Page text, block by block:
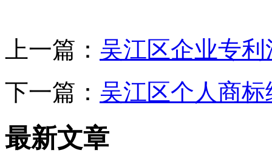
上一篇： 吴江区企业专
下一篇： 吴江区个人商
最新文章